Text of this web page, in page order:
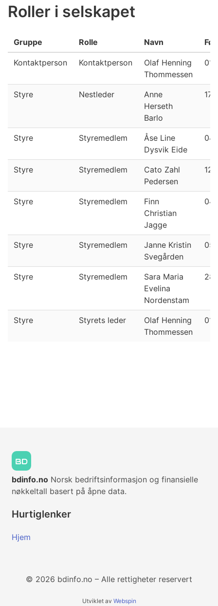
Roller i selskapet
Gruppe Rolle Navn
Kontaktperson Kontaktperson
Olaf Henning
Thommessen
Styre Nestleder
Anne
Herseth
Barlo
Styre Styremedlem
Åse Line
Dysvik Eide
Styre Styremedlem
Cato Zahl
Pedersen
Styre Styremedlem
Finn
Christian
Jagge
Styre Styremedlem
Janne Kristin
Svegården
Styre Styremedlem
Sara Maria
Evelina
Nordenstam
Styre Styrets leder
Olaf Henning
Thommessen
bdinfo.no Norsk bedriftsinformasjon og finansielle
nøkkeltall basert på åpne data.
Hurtiglenker
Hjem
© 2026 bdinfo.no – Alle rettigheter reservert
Utviklet av Webspin